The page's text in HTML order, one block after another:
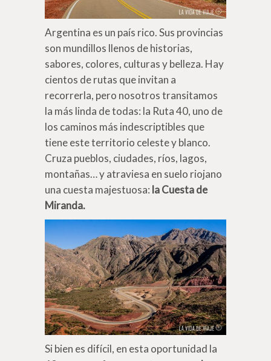
Argentina es un país rico. Sus provincias
son mundillos llenos de historias,
sabores, colores, culturas y belleza. Hay
cientos de rutas que invitan a
recorrerla, pero nosotros transitamos
la más linda de todas: la Ruta 40, uno de
los caminos más indescriptibles que
tiene este territorio celeste y blanco.
Cruza pueblos, ciudades, ríos, lagos,
montañas… y atraviesa en suelo riojano
una cuesta majestuosa: la Cuesta de
Miranda.
Si bien es difícil, en esta oportunidad la